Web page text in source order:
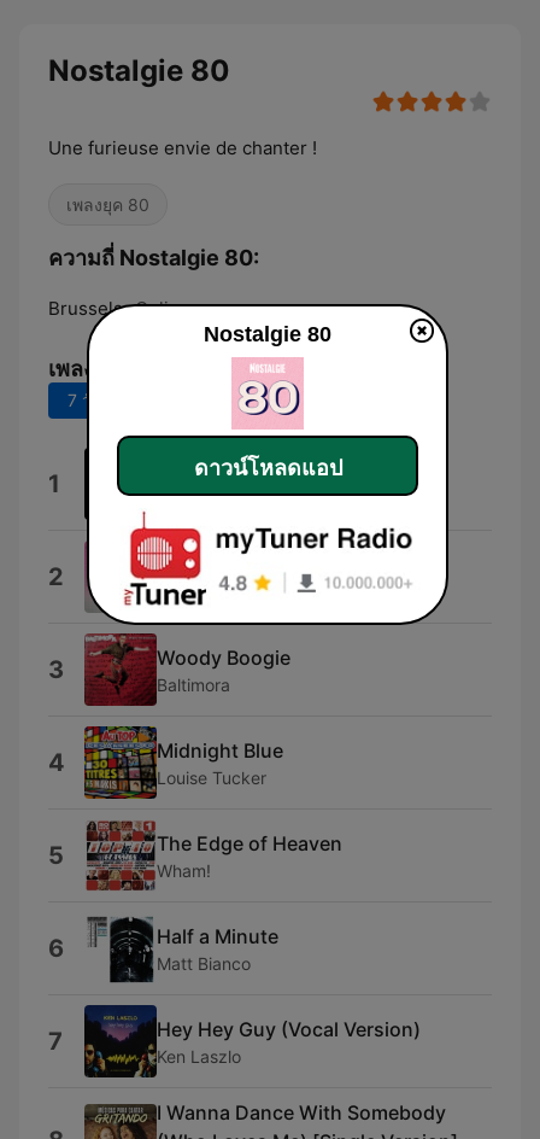
Nostalgie 80
Une furieuse envie de chanter !
เพลงยุค 80
ความถี่ Nostalgie 80:
Brussels: Online
เพลงยอดนิยม
7 วันที่ผ่านมา 30 วันที่ผ่านมา
1 Geronimo's Cadillac
Modern Talking
2 Happy Children
P. Lion
3 Woody Boogie
Baltimora
4 Midnight Blue
Louise Tucker
5 The Edge of Heaven
Wham!
6 Half a Minute
Matt Bianco
7 Hey Hey Guy (Vocal Version)
Ken Laszlo
I Wanna Dance With Somebody
Nostalgie 80
ดาวน์โหลดแอป